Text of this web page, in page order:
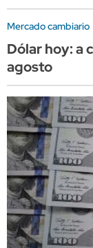
Mercado cambiario
Dólar hoy: a
agosto